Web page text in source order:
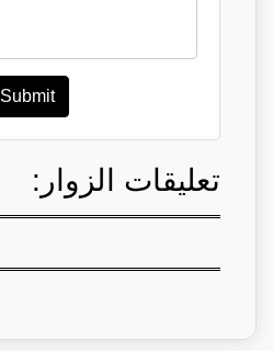
Submit
تعليقات الزوار: